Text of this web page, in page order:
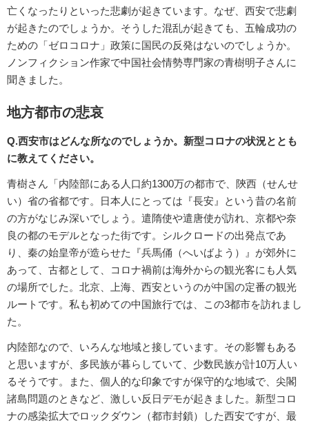
亡くなったりといった悲劇が起きています。なぜ、西安で悲劇
が起きたのでしょうか。そうした混乱が起きても、五輪成功の
ための「ゼロコロナ」政策に国民の反発はないのでしょうか。
ノンフィクション作家で中国社会情勢専門家の青樹明子さんに
聞きました。
地方都市の悲哀
Q.西安市はどんな所なのでしょうか。新型コロナの状況ととも
に教えてください。
青樹さん「内陸部にある人口約1300万の都市で、陝西（せんせ
い）省の省都です。日本人にとっては『長安』という昔の名前
の方がなじみ深いでしょう。遣隋使や遣唐使が訪れ、京都や奈
良の都のモデルとなった街です。シルクロードの出発点であ
り、秦の始皇帝が造らせた『兵馬俑（へいばよう）』が郊外に
あって、古都として、コロナ禍前は海外からの観光客にも人気
の場所でした。北京、上海、西安というのが中国の定番の観光
ルートです。私も初めての中国旅行では、この3都市を訪れまし
た。
内陸部なので、いろんな地域と接しています。その影響もある
と思いますが、多民族が暮らしていて、少数民族が計10万人い
るそうです。また、個人的な印象ですが保守的な地域で、尖閣
諸島問題のときなど、激しい反日デモが起きました。新型コロ
ナの感染拡大でロックダウン（都市封鎖）した西安ですが、最